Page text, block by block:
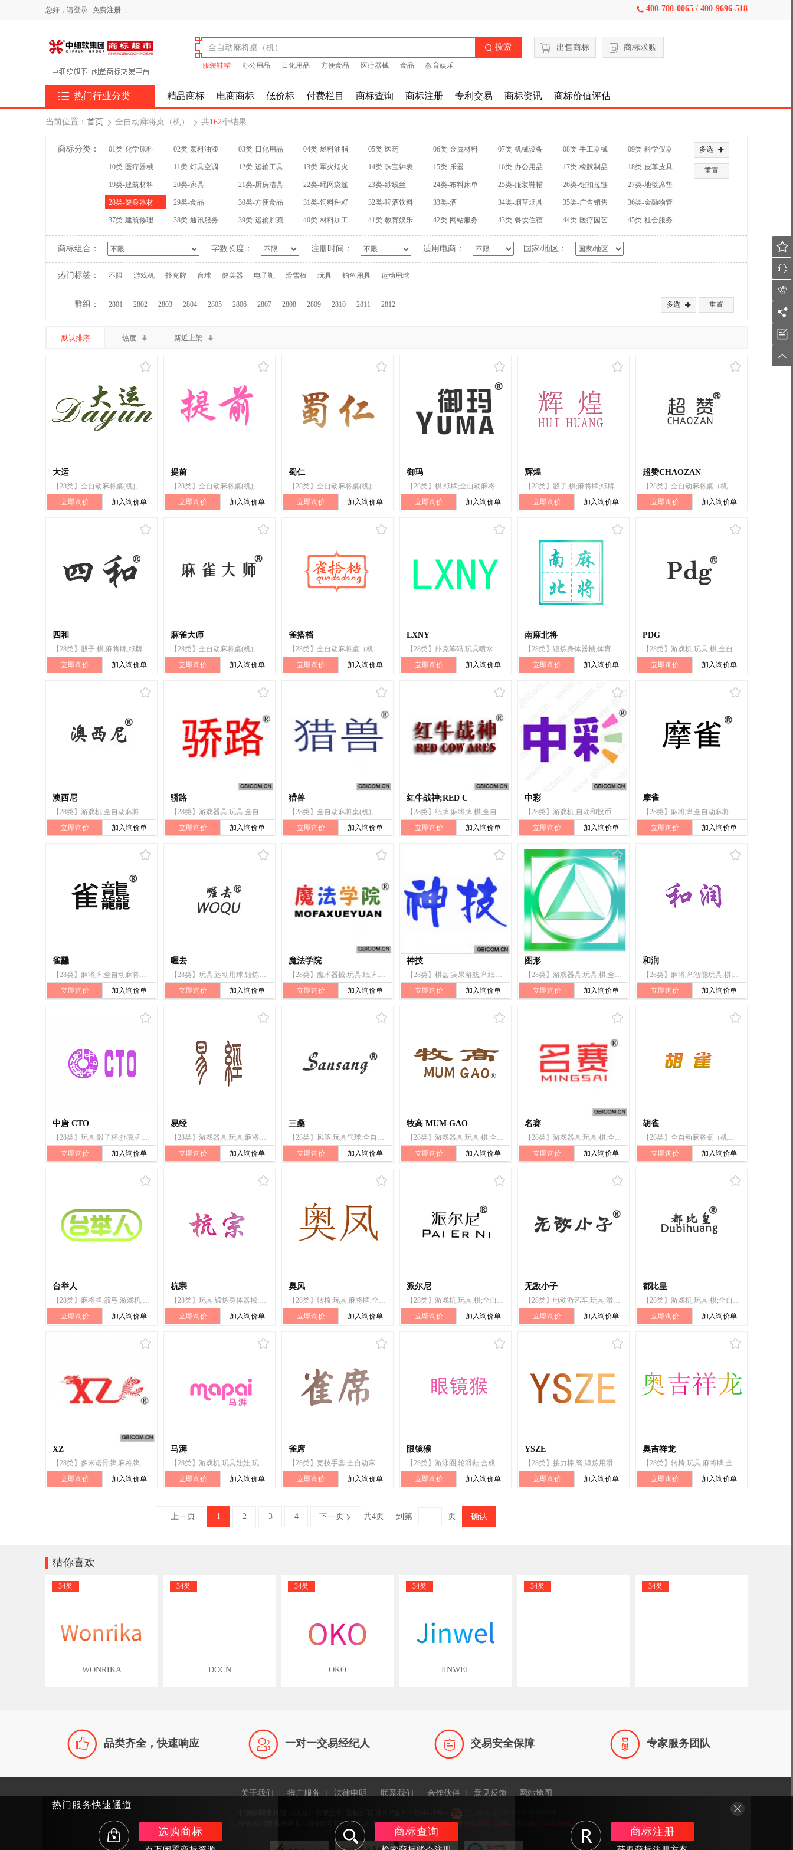
您好， 请登录 免费注册  400-700-0065 / 400-9696-518
 搜索
服装鞋帽 办公用品 日化用品 方便食品 医疗器械 食品 教育娱乐
出售商标 商标求购
 热门行业分类 精品商标 电商商标 低价标 付费栏目 商标查询 商标注册 专利交易 商标资讯 商标价值评估
当前位置： 首页  全自动麻将桌（机）  共162个结果
多选 
重置
商标分类： 01类-化学原料 02类-颜料油漆 03类-日化用品 04类-燃料油脂 05类-医药 06类-金属材料 07类-机械设备 08类-手工器械 09类-科学仪器
10类-医疗器械 11类-灯具空调 12类-运输工具 13类-军火烟火 14类-珠宝钟表 15类-乐器 16类-办公用品 17类-橡胶制品 18类-皮革皮具
19类-建筑材料 20类-家具 21类-厨房洁具 22类-绳网袋篷 23类-纱线丝 24类-布料床单 25类-服装鞋帽 26类-钮扣拉链 27类-地毯席垫
28类-健身器材 29类-食品 30类-方便食品 31类-饲料种籽 32类-啤酒饮料 33类-酒 34类-烟草烟具 35类-广告销售 36类-金融物管
37类-建筑修理 38类-通讯服务 39类-运输贮藏 40类-材料加工 41类-教育娱乐 42类-网站服务 43类-餐饮住宿 44类-医疗园艺 45类-社会服务
商标组合： 字数长度： 注册时间： 适用电商： 国家/地区：
热门标签： 不限 游戏机 扑克牌 台球 健美器 电子靶 滑雪板 玩具 钓鱼用具 运动用球
多选  重置
群组： 2801 2802 2803 2804 2805 2806 2807 2808 2809 2810 2811 2812
默认排序 热度 新近上架
大运
【28类】全自动麻将桌(机);麻将牌
立即询价
加入询价单
提前
【28类】全自动麻将桌(机);棋;纸牌;扑克牌;骰子杯
立即询价
加入询价单
蜀仁
【28类】全自动麻将桌(机);棋;纸牌;扑克牌;骰子杯
立即询价
加入询价单
御玛
【28类】棋;纸牌;全自动麻将桌(机);钓鱼用具
立即询价
加入询价单
辉煌
【28类】骰子;棋;麻将牌;纸牌;扑克牌;全自动麻将桌(机)
立即询价
加入询价单
超赞CHAOZAN
【28类】全自动麻将桌（机）;麻将牌;国际象棋;棋;骰子;棋盘类游戏器具
立即询价
加入询价单
四和
【28类】骰子;棋;麻将牌;纸牌;扑克牌;国际象棋;围棋;象棋;全自动麻将桌(机);跳棋
立即询价
加入询价单
麻雀大师
【28类】全自动麻将桌(机);骰子;棋;麻将牌;纸牌;扑克牌;国际象棋;围棋;象棋;跳棋
立即询价
加入询价单
雀搭档
【28类】全自动麻将桌（机）;游泳池（娱乐用品）;竞技手套;麻将牌;电动游艺车;玩具;钓鱼竿;纸牌;骰子;骰子杯
立即询价
加入询价单
LXNY
【28类】扑克筹码;玩具喷水枪;陀螺;全自动麻将桌（机）;足球;锻炼用滑轮;弩;接力棒;轮滑鞋;钓鱼铅坠
立即询价
加入询价单
南麻北将
【28类】锻炼身体器械;体育活动用球;体育活动器械;游戏器具;棋;游戏机;麻将牌;全自动麻将桌（机）
立即询价
加入询价单
PDG
【28类】游戏机;玩具;棋;全自动麻将桌（机）;运动用球;锻炼身体器械;体育活动器械;旱冰鞋;钓鱼竿;钓鱼用具
立即询价
加入询价单
澳西尼
【28类】游戏机;全自动麻将桌（机）;棋;运动用球;锻炼身体器械;体育活动器械;旱冰鞋;钓鱼用具;钓鱼竿;玩具木
立即询价
加入询价单
骄路
【28类】游戏器具;玩具;全自动麻将桌(机);球拍;体育活动用球;锻炼身体器械;体育活动器械;护身;轮滑鞋;钓具
立即询价
加入询价单
猎兽
【28类】全自动麻将桌(机);玩具望远镜;棋类游戏;围棋;象棋;麻将牌;运动球类;钓具
立即询价
加入询价单
红牛战神;RED C
【28类】纸牌;麻将牌;棋;全自动麻将桌(机);玩具;运动球类;锻炼身体器械;体育活动器械;护膝(运动用品);钓具
立即询价
加入询价单
中彩
【28类】游戏机;自动和投币启动的游戏机;轮盘赌用轮;玩具;智能玩具;骰子;麻将牌;全自动麻将桌(机)
立即询价
加入询价单
摩雀
【28类】麻将牌;全自动麻将桌(机);纸牌;扑克牌;骰子;骰子杯;棋;游戏器具;棋盘游戏器具;宾果游戏牌
立即询价
加入询价单
雀龘
【28类】麻将牌;全自动麻将桌(机);纸牌;扑克牌;骰子;骰子杯;棋;游戏器具;棋盘游戏器具;宾果游戏牌
立即询价
加入询价单
喔去
【28类】玩具;运动用球;锻炼身体器械;滑雪板;游戏机;电动游艺车;全自动麻将桌(机);游戏器具;护腕;钓鱼用具
立即询价
加入询价单
魔法学院
【28类】魔术器械;玩具;纸牌;棋;全自动麻将桌(机);运动球类;球拍;游戏机;摇摆木马;木偶
立即询价
加入询价单
神技
【28类】棋盘;宾果游戏牌;纸牌;扑克牌;棋;全自动麻将桌(机);运动球类;球拍;箭弓;射箭用器
立即询价
加入询价单
图形
【28类】游戏器具;玩具;棋;全自动麻将桌（机）;锻炼身体器械;射箭用器具;体操器械;轮滑鞋;钓鱼用具
立即询价
加入询价单
和润
【28类】麻将牌;智能玩具;棋;全自动麻将桌(机);游戏器具;游戏机;体育活动器械;锻炼身体器械
立即询价
加入询价单
中唐 CTO
【28类】玩具;骰子杯;扑克牌;纸牌;麻将牌;全自动麻将桌（机）;体育活动用球;钓鱼竿
立即询价
加入询价单
易经
【28类】游戏器具;玩具;麻将牌;骰子;纸牌;全自动麻将桌（机）;扑克牌;棋;锻炼身体器械;体育活动器械
立即询价
加入询价单
三桑
【28类】风筝;玩具气球;全自动麻将桌（机）;羽毛球拍;运动用球;拉力器;箭弓;运动绳（跳绳、拔河绳）;旱冰鞋;钓鱼竿
立即询价
加入询价单
牧高 MUM GAO
【28类】游戏器具;玩具;棋;全自动麻将桌（机）;球拍;锻炼身体器械;体育活动器械;轮滑鞋;护胸;钓鱼用具
立即询价
加入询价单
名赛
【28类】游戏器具;玩具;棋;全自动麻将桌(机);球拍;锻炼身体器械;体育活动器械;轮滑鞋;护胸;钓鱼用具
立即询价
加入询价单
胡雀
【28类】全自动麻将桌（机）;全自动麻将桌;扑克牌;麻将牌;麻将游戏器具;游戏机;力量训练器械;滑雪板;棋;玩具
立即询价
加入询价单
台举人
【28类】麻将牌;箭弓;游戏机;跑步机;钓鱼竿;滑雪板;宠物用玩具;轮滑鞋;台球杆;全自动麻将桌（机）
立即询价
加入询价单
杭宗
【28类】玩具;锻炼身体器械;体育活动器械;游戏器具;棋;智能玩具;游戏机;钓鱼竿;麻将牌;全自动麻将桌(机)
立即询价
加入询价单
奥凤
【28类】转椅;玩具;麻将牌;全自动麻将桌（机）;投币启动式台球桌;健身床;靶;体育活动器械;运动腰带;钓鱼用具
立即询价
加入询价单
派尔尼
【28类】游戏机;玩具;棋;全自动麻将桌（机）;运动用球;锻炼身体器械;体育活动器械;轮滑鞋;钓鱼竿;钓鱼用具
立即询价
加入询价单
无敌小子
【28类】电动游艺车;玩具;滑板(玩具);全自动麻将桌(机);锻炼身体器械;体育活动器械;滑板;溜冰鞋;钓具;玩具车
立即询价
加入询价单
都比皇
【28类】游戏机;玩具;棋;全自动麻将桌（机）;运动用球;锻炼身体器械;体育活动器械;旱冰鞋;钓鱼竿;钓鱼用具
立即询价
加入询价单
XZ
【28类】多米诺骨牌;麻将牌;扑克牌;棋;全自动麻将桌(机);国际象棋;棋类游戏;围棋;台球;哑铃
立即询价
加入询价单
马湃
【28类】游戏机;玩具娃娃;玩具;纸牌;麻将牌;全自动麻将桌（机）;棋;锻炼身体器械;钓鱼用具;抽奖用刮刮卡
立即询价
加入询价单
雀席
【28类】竞技手套;全自动麻将桌（机）;游泳池（娱乐用品）;电动游艺车;麻将牌;纸牌;骰子;玩具;骰子杯;钓鱼竿
立即询价
加入询价单
眼镜猴
【28类】游泳圈;轮滑鞋;合成材料制圣诞树;锻炼身体器械;全自动麻将桌(机);游戏机
立即询价
加入询价单
YSZE
【28类】接力棒;弩;锻炼用滑轮;足球;全自动麻将桌（机）;陀螺;玩具喷水枪;扑克筹码;钓鱼铅坠;轮滑鞋
立即询价
加入询价单
奥吉祥龙
【28类】转椅;玩具;麻将牌;全自动麻将桌（机）;投币启动式台球桌;健身床;靶;体育活动器械;运动腰带;钓鱼用具
立即询价
加入询价单
上一页 1 2 3 4 下一页  共4页 到第 页 确认
猜你喜欢
34类
WONRIKA
34类
DOCN
34类
OKO
34类
JINWEL
34类 34类
 品类齐全，快速响应  一对一交易经纪人  交易安全保障  专家服务团队
热门服务快速通道
选购商标 商标查询 商标注册
关于我们 推广服务 法律申明 联系我们 合作伙伴 意见反馈 网站地图
地址：江苏省苏州市高新区长江路815号长江湾广场 传真：010-58143981全国免费服务热线：400-700-0065 / 400-9696-518





